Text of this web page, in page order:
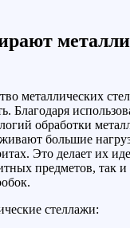
металлических
Благодаря
обработки
большие
Это делает их
предметов, так
стеллажи: